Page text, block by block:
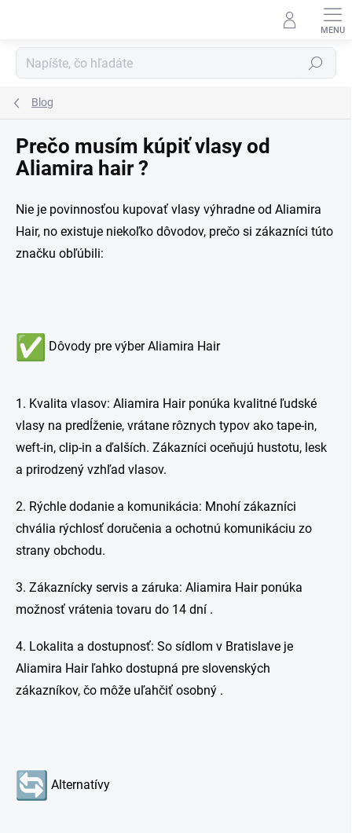
Hľadať
Blog
Prečo musím kúpiť vlasy od
Aliamira hair ?
Nie je povinnosťou kupovať vlasy výhradne od Aliamira
Hair, no existuje niekoľko dôvodov, prečo si zákazníci túto
značku obľúbili:
Dôvody pre výber Aliamira Hair
1. Kvalita vlasov: Aliamira Hair ponúka kvalitné ľudské
vlasy na predĺženie, vrátane rôznych typov ako tape-in,
weft-in, clip-in a ďalších. Zákazníci oceňujú hustotu, lesk
a prirodzený vzhľad vlasov.
2. Rýchle dodanie a komunikácia: Mnohí zákazníci
chvália rýchlosť doručenia a ochotnú komunikáciu zo
strany obchodu.
3. Zákaznícky servis a záruka: Aliamira Hair ponúka
možnosť vrátenia tovaru do 14 dní .
4. Lokalita a dostupnosť: So sídlom v Bratislave je
Aliamira Hair ľahko dostupná pre slovenských
zákazníkov, čo môže uľahčiť osobný .
Alternatívy